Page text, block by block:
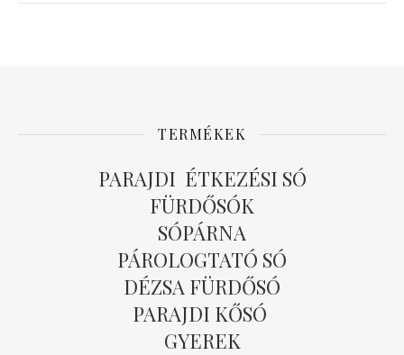
TERMÉKEK
PARAJDI ÉTKEZÉSI SÓ
FÜRDŐSÓK
SÓPÁRNA
PÁROLOGTATÓ SÓ
DÉZSA FÜRDŐSÓ
PARAJDI KŐSÓ
GYEREK